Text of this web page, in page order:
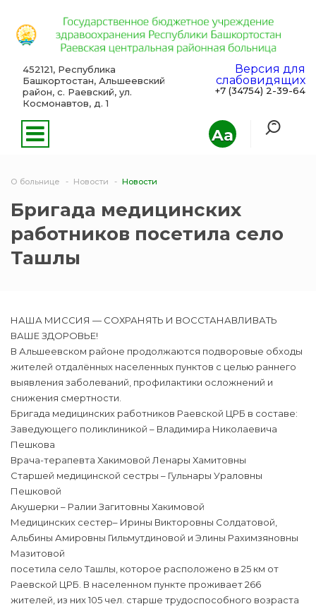
Aa
452121, Республика
Башкортостан, Альшеевский
район, с. Раевский, ул.
Космонавтов, д. 1
Версия для
слабовидящих
+7 (34754) 2-39-64
О больнице Новости Новости
Бригада медицинских
работников посетила село
Ташлы
НАША МИССИЯ — СОХРАНЯТЬ И ВОССТАНАВЛИВАТЬ
ВАШЕ ЗДОРОВЬЕ!
В Альшеевском районе продолжаются подворовые обходы
жителей отдалённых населенных пунктов с целью раннего
выявления заболеваний, профилактики осложнений и
снижения смертности.
Бригада медицинских работников Раевской ЦРБ в составе:
Заведующего поликлиникой – Владимира Николаевича
Пешкова
Врача-терапевта Хакимовой Ленары Хамитовны
Старшей медицинской сестры – Гульнары Ураловны
Пешковой
Акушерки – Ралии Загитовны Хакимовой
Медицинских сестер– Ирины Викторовны Солдатовой,
Альбины Амировны Гильмутдиновой и Элины Рахимзяновны
Мазитовой
посетила село Ташлы, которое расположено в 25 км от
Раевской ЦРБ. В населенном пункте проживает 266
жителей, из них 105 чел. старше трудоспособного возраста